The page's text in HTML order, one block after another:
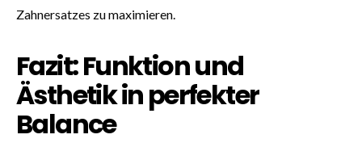
Zahnersatzes zu maximieren.
Fazit: Funktion und
Ästhetik in perfekter
Balance